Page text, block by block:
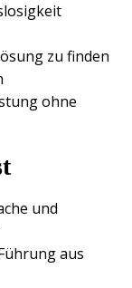
zu finden
ohne
und
aus